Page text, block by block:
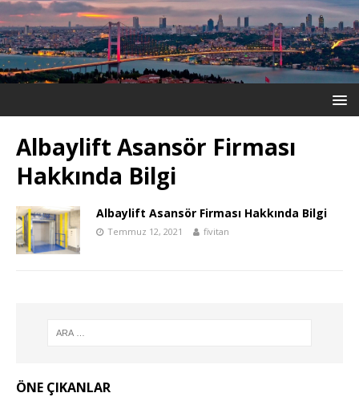
Albaylift Asansör Firması
Hakkında Bilgi
Albaylift Asansör Firması Hakkında Bilgi
Temmuz 12, 2021 fivitan
ÖNE ÇIKANLAR